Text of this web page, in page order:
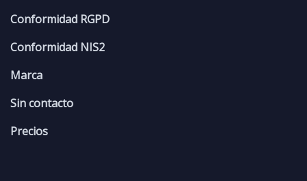
Conformidad RGPD
Conformidad NIS2
Marca
Sin contacto
Precios